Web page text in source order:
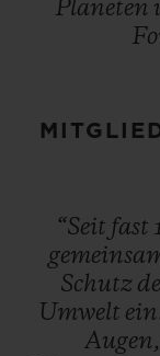
Planeten
“Seit fast
Schutz
Umwelt
Augen,